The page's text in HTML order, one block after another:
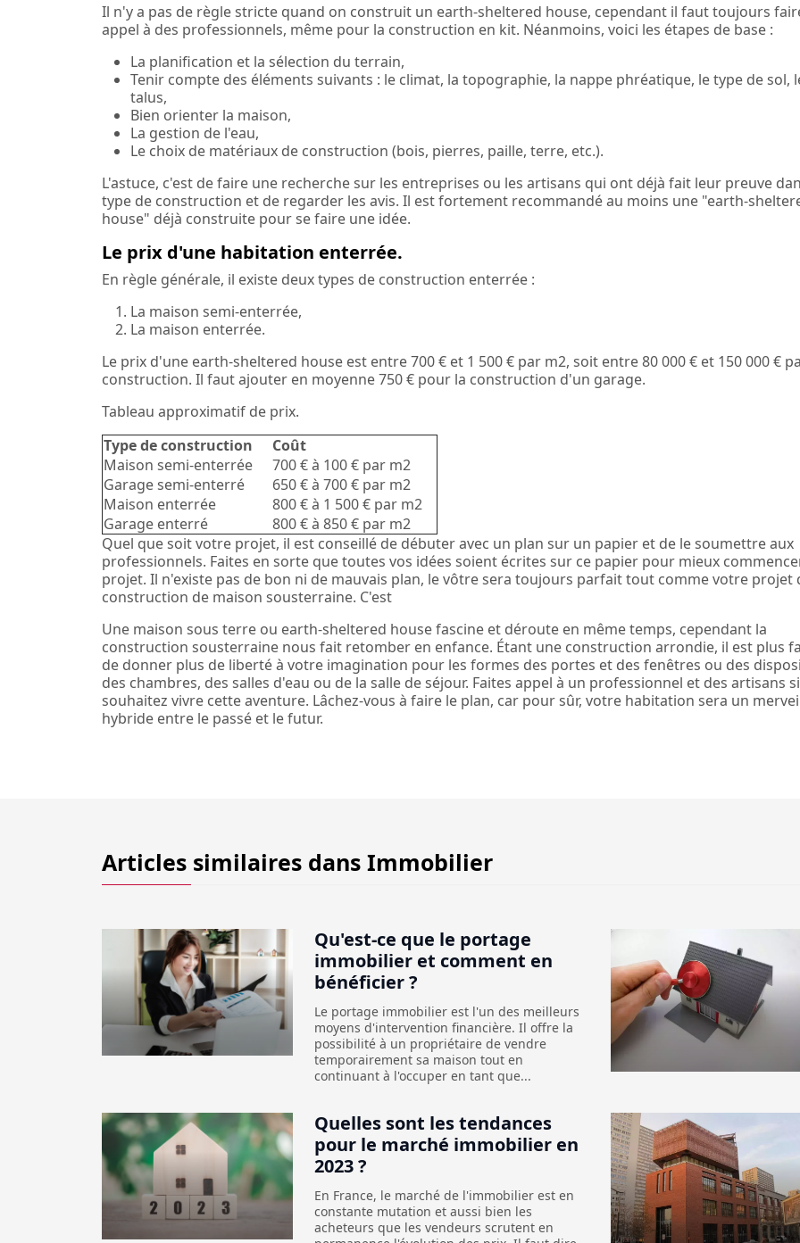
Il n'y a pas de règle stricte quand on construit un earth-sheltered house, cependant il faut toujours
appel à des professionnels, même pour la construction en kit. Néanmoins, voici les étapes de base :
La planification et la sélection du terrain,
Tenir compte des éléments suivants : le climat, la topographie, la nappe phréatique, le type de sol,
talus,
Bien orienter la maison,
La gestion de l'eau,
Le choix de matériaux de construction (bois, pierres, paille, terre, etc.).
L'astuce, c'est de faire une recherche sur les entreprises ou les artisans qui ont déjà fait leur preuve
type de construction et de regarder les avis. Il est fortement recommandé au moins une "earth-
house" déjà construite pour se faire une idée.
Le prix d'une habitation enterrée.
En règle générale, il existe deux types de construction enterrée :
La maison semi-enterrée,
La maison enterrée.
Le prix d'une earth-sheltered house est entre 700 € et 1 500 € par m2, soit entre 80 000 € et 150 000 €
construction. Il faut ajouter en moyenne 750 € pour la construction d'un garage.
Tableau approximatif de prix.
Type de construction
Coût
Maison semi-enterrée
700 € à 100 € par m2
Garage semi-enterré
650 € à 700 € par m2
Maison enterrée
800 € à 1 500 € par m2
Garage enterré
800 € à 850 € par m2
Quel que soit votre projet, il est conseillé de débuter avec un plan sur un papier et de le soumettre aux
professionnels. Faites en sorte que toutes vos idées soient écrites sur ce papier pour mieux
projet. Il n'existe pas de bon ni de mauvais plan, le vôtre sera toujours parfait tout comme votre projet
construction de maison sousterraine. C'est
Une maison sous terre ou earth-sheltered house fascine et déroute en même temps, cependant la
construction sousterraine nous fait retomber en enfance. Étant une construction arrondie, il est plus
de donner plus de liberté à votre imagination pour les formes des portes et des fenêtres ou des
des chambres, des salles d'eau ou de la salle de séjour. Faites appel à un professionnel et des artisans
souhaitez vivre cette aventure. Lâchez-vous à faire le plan, car pour sûr, votre habitation sera un
hybride entre le passé et le futur.
Articles similaires dans Immobilier
Qu'est-ce que le portage
immobilier et comment en
bénéficier ?
Le portage immobilier est l'un des meilleurs
moyens d'intervention financière. Il offre la
possibilité à un propriétaire de vendre
temporairement sa maison tout en
continuant à l'occuper en tant que...
Quelles sont les tendances
pour le marché immobilier en
2023 ?
En France, le marché de l'immobilier est en
constante mutation et aussi bien les
acheteurs que les vendeurs scrutent en